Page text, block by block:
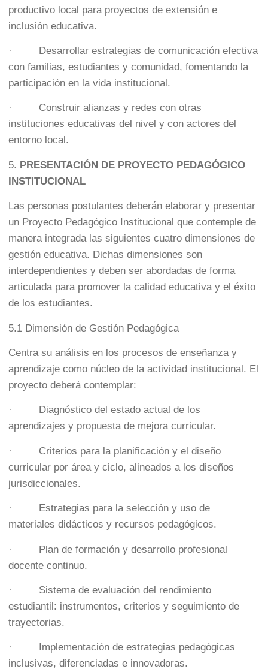
productivo local para proyectos de extensión e
inclusión educativa.
· Desarrollar estrategias de comunicación efectiva
con familias, estudiantes y comunidad, fomentando la
participación en la vida institucional.
· Construir alianzas y redes con otras
instituciones educativas del nivel y con actores del
entorno local.
5. PRESENTACIÓN DE PROYECTO PEDAGÓGICO
INSTITUCIONAL
Las personas postulantes deberán elaborar y presentar
un Proyecto Pedagógico Institucional que contemple de
manera integrada las siguientes cuatro dimensiones de
gestión educativa. Dichas dimensiones son
interdependientes y deben ser abordadas de forma
articulada para promover la calidad educativa y el éxito
de los estudiantes.
5.1 Dimensión de Gestión Pedagógica
Centra su análisis en los procesos de enseñanza y
aprendizaje como núcleo de la actividad institucional. El
proyecto deberá contemplar:
· Diagnóstico del estado actual de los
aprendizajes y propuesta de mejora curricular.
· Criterios para la planificación y el diseño
curricular por área y ciclo, alineados a los diseños
jurisdiccionales.
· Estrategias para la selección y uso de
materiales didácticos y recursos pedagógicos.
· Plan de formación y desarrollo profesional
docente continuo.
· Sistema de evaluación del rendimiento
estudiantil: instrumentos, criterios y seguimiento de
trayectorias.
· Implementación de estrategias pedagógicas
inclusivas, diferenciadas e innovadoras.